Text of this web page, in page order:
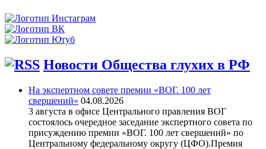
Новости Общества глухих в РФ
На экспертном совете премии «ВОГ. 100 лет
свершений» 04.08.2026
3 августа в офисе Центрального правления ВОГ
состоялось очередное заседание экспертного совета по
присуждению премии «ВОГ. 100 лет свершений» по
Центральному федеральному округу (ЦФО).Премия